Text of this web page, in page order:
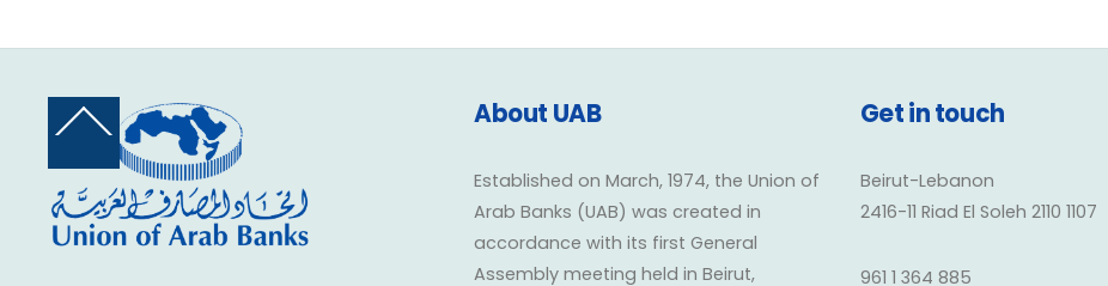
Back
Top
About UAB
Established on March, 1974, the Union of
Arab Banks (UAB) was created in
accordance with its first General
Assembly meeting held in Beirut,
Get in touch
Beirut-Lebanon
2416-11 Riad El Soleh 2110 1107
961 1 364 885